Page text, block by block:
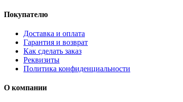
Покупателю
Доставка и оплата
Гарантия и возврат
Как сделать заказ
Реквизиты
Политика конфиденциальности
О компании